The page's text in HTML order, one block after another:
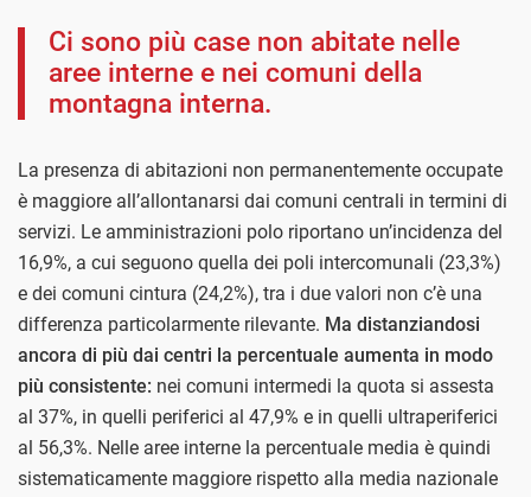
Ci sono più case non abitate nelle
aree interne e nei comuni della
montagna interna.
La presenza di abitazioni non permanentemente occupate
è maggiore all’allontanarsi dai comuni centrali in termini di
servizi. Le amministrazioni polo riportano un’incidenza del
16,9%, a cui seguono quella dei poli intercomunali (23,3%)
e dei comuni cintura (24,2%), tra i due valori non c’è una
differenza particolarmente rilevante. Ma distanziandosi
ancora di più dai centri la percentuale aumenta in modo
più consistente: nei comuni intermedi la quota si assesta
al 37%, in quelli periferici al 47,9% e in quelli ultraperiferici
al 56,3%. Nelle aree interne la percentuale media è quindi
sistematicamente maggiore rispetto alla media nazionale